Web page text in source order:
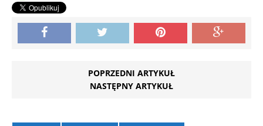
POPRZEDNI ARTYKUŁ
NASTĘPNY ARTYKUŁ